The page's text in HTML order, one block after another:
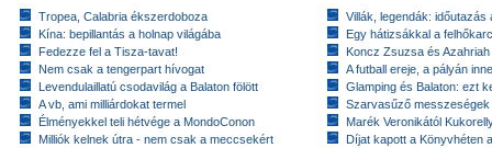
Tropea, Calabria ékszerdoboza
Kína: bepillantás a holnap világába
Fedezze fel a Tisza-tavat!
Nem csak a tengerpart hívogat
Levendulaillatú csodavilág a Balaton fölött
A vb, ami milliárdokat termel
Élményekkel teli hétvége a MondoConon
Milliók kelnek útra - nem csak a meccsekért
Villák, legendák: időutazás
Egy hátizsákkal a
Koncz Zsuzsa és
A futball ereje, a pályán
Glamping és Balaton: ezt
Szarvasűző messzeségek
Marék Veronikától
Díjat kapott a Könyvhéten